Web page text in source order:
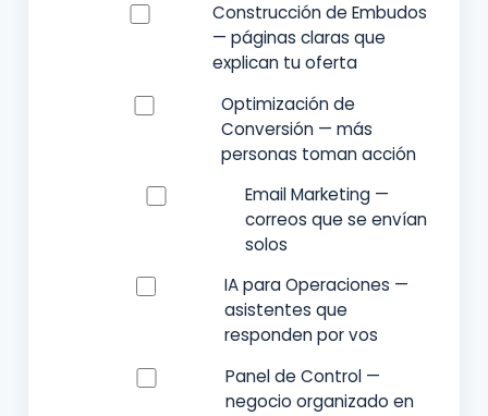
Construcción de Embudos
— páginas claras que
explican tu oferta
Optimización de
Conversión — más
personas toman acción
Email Marketing —
correos que se envían
solos
IA para Operaciones —
asistentes que
responden por vos
Panel de Control —
negocio organizado en